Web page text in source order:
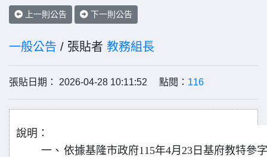
上一則公告 下一則公告
一般公告 / 張貼者 教務組長
張貼日期： 2026-04-28 10:11:52 點閱： 116
說明：
一、 依據基隆市政府115年4月23日基府教特參